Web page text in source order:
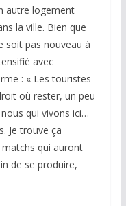
autre logement
la ville. Bien que
soit pas nouveau à
avec
: « Les touristes
où rester, un peu
qui vivons ici…
Je trouve ça
qui auront
de se produire,